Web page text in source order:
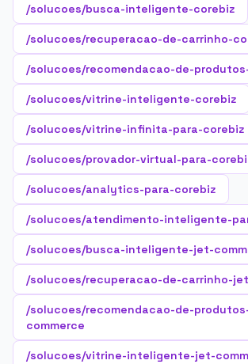
/solucoes/busca-inteligente-corebiz
/solucoes/recuperacao-de-carrinho-
/solucoes/recomendacao-de-
/solucoes/vitrine-inteligente-corebiz
/solucoes/vitrine-infinita-para-corebiz
/solucoes/provador-virtual-para-
/solucoes/analytics-para-corebiz
/solucoes/atendimento-inteligente-
/solucoes/busca-inteligente-jet-
/solucoes/recuperacao-de-carrinho-
/solucoes/recomendacao-de-
commerce
/solucoes/vitrine-inteligente-jet-